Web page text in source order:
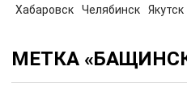
Хабаровск
Челябинск Якутск
МЕТКА